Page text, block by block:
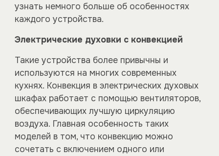
узнать немного больше об особенностях
каждого устройства.
Электрические духовки с конвекцией
Такие устройства более привычны и
используются на многих современных
кухнях. Конвекция в электрических духовых
шкафах работает с помощью вентиляторов,
обеспечивающих лучшую циркуляцию
воздуха. Главная особенность таких
моделей в том, что конвекцию можно
сочетать с включением одного или